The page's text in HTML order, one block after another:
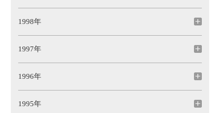
1998年
1997年
1996年
1995年